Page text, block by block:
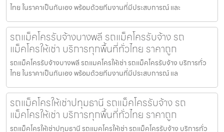
ไทย ในราคาเป็นกันเอง พร้อมด้วยทีมงานที่มีประสบการณ์ และ
รถแม็คโครรับจ้างบางพลี รถแม็คโครรับจ้าง รถ
แม็คโครให้เช่า บริการทุกพื้นที่ทั่วไทย ราคาถูก
รถแม็คโครรับจ้างบางพลี รถแมคโครให้เช่า รถแม็คโครรับจ้าง บริการทั่ว
ไทย ในราคาเป็นกันเอง พร้อมด้วยทีมงานที่มีประสบการณ์ แล
รถแม็คโครให้เช่าปทุมธานี รถแม็คโครรับจ้าง รถ
แม็คโครให้เช่า บริการทุกพื้นที่ทั่วไทย ราคาถูก
รถแม็คโครให้เช่าปทุมธานี รถแมคโครให้เช่า รถแม็คโครรับจ้าง บริการทั่ว